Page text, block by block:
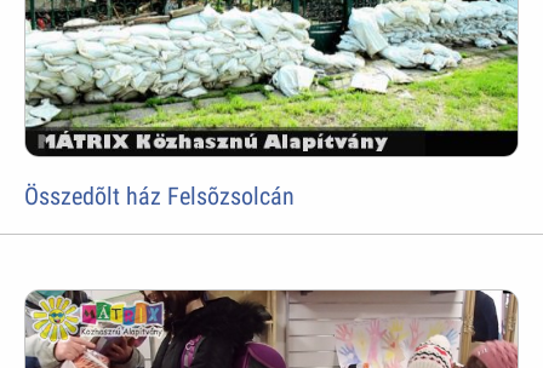
Összedõlt ház Felsõzsolcán